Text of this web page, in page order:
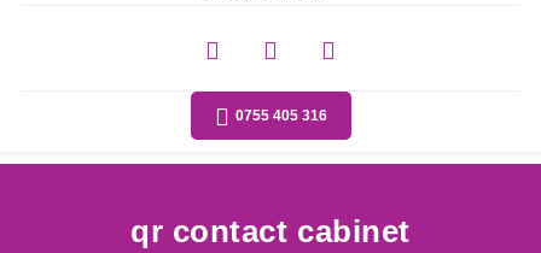
0755 405 316
qr contact cabinet